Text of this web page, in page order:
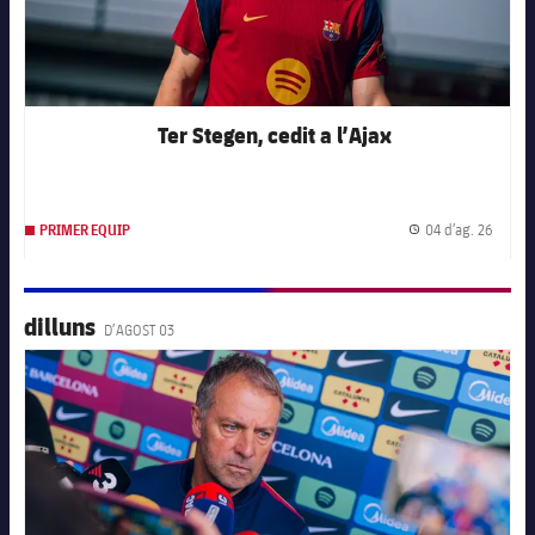
Ter Stegen, cedit a l’Ajax
PRIMER EQUIP Data
04 d’ag. 26
dilluns D’AGOST 03
FC Barcelona club badge